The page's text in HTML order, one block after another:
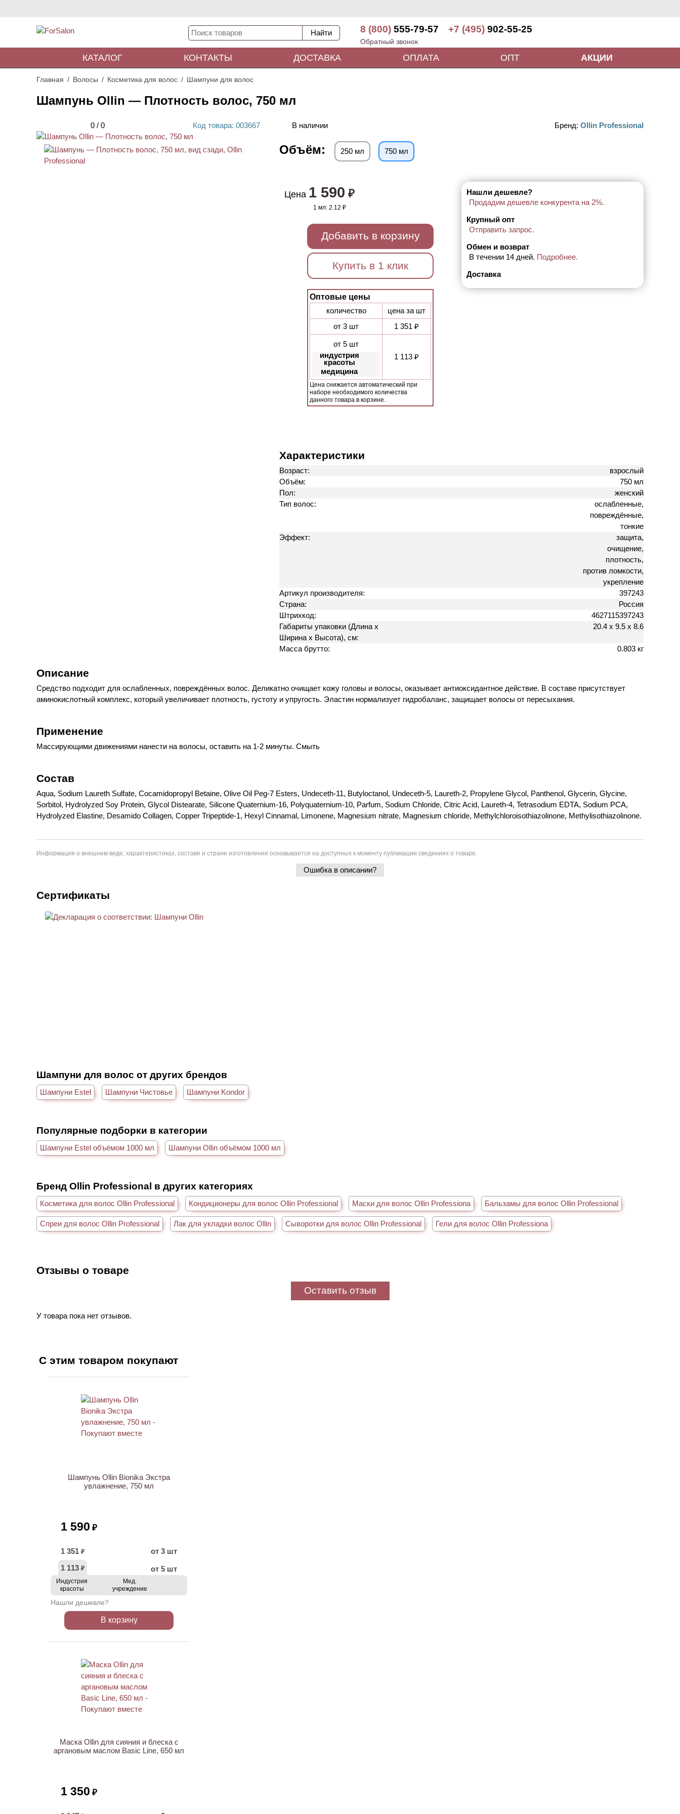
8 (800) 555-79-57 +7 (495) 902-55-25
Обратный звонок
КАТАЛОГ КОНТАКТЫ ДОСТАВКА ОПЛАТА ОПТ АКЦИИ
Главная Волосы Косметика для волос Шампуни для волос
Шампунь Ollin — Плотность волос, 750 мл
0 / 0 Код товара: 003667 В наличии Бренд: Ollin Professional
Объём: 250 мл 750 мл
Цена 1 590 ₽
1 мл: 2.12 ₽
Добавить в корзину
Купить в 1 клик
Оптовые цены
количество
цена за шт
от 3 шт
1 351 ₽
от 5 шт
индустрия
красоты
медицина
1 113 ₽
Цена снижается автоматический при
наборе необходимого количества
данного товара в корзине.
Нашли дешевле?
Продадим дешевле конкурента на 2%.
Крупный опт
Отправить запрос.
Обмен и возврат
В течении 14 дней. Подробнее.
Доставка
Характеристики
Возраст:
взрослый
Объём:
750 мл
Пол:
женский
Тип волос:
ослабленные,
повреждённые,
тонкие
Эффект:
защита,
очищение,
плотность,
против ломкости,
укрепление
Артикул производителя:
397243
Страна:
Россия
Штрихкод:
4627115397243
Габариты упаковки (Длина х
Ширина х Высота), см:
20.4 х 9.5 х 8.6
Масса брутто: 0.803 кг
Описание
Средство подходит для ослабленных, повреждённых волос. Деликатно очищает кожу головы и волосы, оказывает антиоксидантное действие. В составе присутствует
аминокислотный комплекс, который увеличивает плотность, густоту и упругость. Эластин нормализует гидробаланс, защищает волосы от пересыхания.
Применение
Массирующими движениями нанести на волосы, оставить на 1-2 минуты. Смыть
Состав
Aqua, Sodium Laureth Sulfate, Cocamidopropyl Betaine, Olive Oil Peg-7 Esters, Undeceth-11, Butyloctanol, Undeceth-5, Laureth-2, Propylene Glycol, Panthenol, Glycerin, Glycine,
Sorbitol, Hydrolyzed Soy Protein, Glycol Distearate, Silicone Quaternium-16, Polyquaternium-10, Parfum, Sodium Chloride, Citric Acid, Laureth-4, Tetrasodium EDTA, Sodium PCA,
Hydrolyzed Elastine, Desamido Collagen, Copper Tripeptide-1, Hexyl Cinnamal, Limonene, Magnesium nitrate, Magnesium chloride, Methylchloroisothiazolinone, Methylisothiazolinone.
Информация о внешнем виде, характеристиках, составе и стране изготовления основывается на доступных к моменту публикации сведениях о товаре.
Ошибка в описании?
Сертификаты
Шампуни для волос от других брендов
Шампуни Estel Шампуни Чистовье Шампуни Kondor
Популярные подборки в категории
Шампуни Estel объёмом 1000 мл Шампуни Ollin объёмом 1000 мл
Бренд Ollin Professional в других категориях
Косметика для волос Ollin Professional Кондиционеры для волос Ollin Professional Маски для волос Ollin Professiona Бальзамы для волос Ollin Professional
Спреи для волос Ollin Professional Лак для укладки волос Ollin Сыворотки для волос Ollin Professional Гели для волос Ollin Professiona
Отзывы о товаре
Оставить отзыв
У товара пока нет отзывов.
С этим товаром покупают
Шампунь Ollin Bionika Экстра
увлажнение, 750 мл
1 590 ₽
1 351 ₽
от 3 шт
1 113 ₽ от 5 шт
Индустрия
красоты
Мед.
учреждение
Нашли дешевле?
В корзину
Маска Ollin для сияния и блеска с
аргановым маслом Basic Line, 650 мл
1 350 ₽